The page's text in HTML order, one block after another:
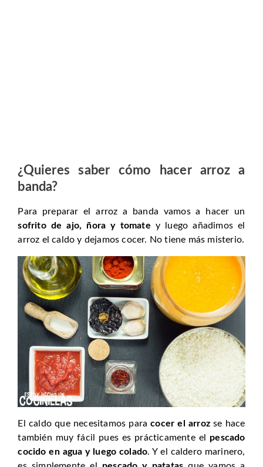
¿Quieres saber cómo hacer arroz a
banda?
Para preparar el arroz a banda vamos a hacer un
sofrito de ajo, ñora y tomate y luego añadimos el
arroz el caldo y dejamos cocer. No tiene más misterio.
El caldo que necesitamos paracocer el arroz se hace
también muy fácil pues es prácticamente el pescado
cocido en agua y luego colado. Y el caldero marinero,